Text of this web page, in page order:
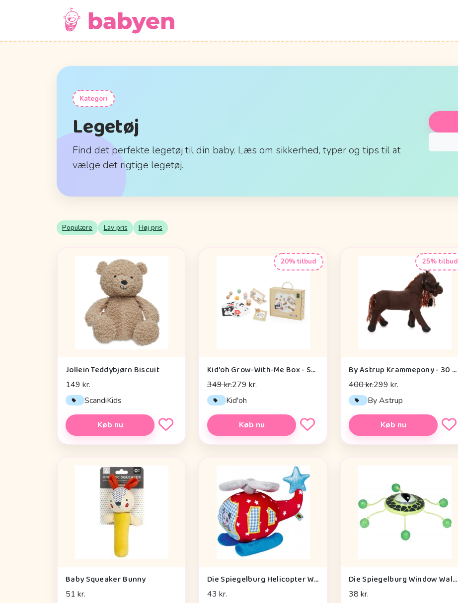
Kategori
Legetøj
Find det perfekte legetøj til din baby. Læs om sikkerhed, typer og tips til at
vælge det rigtige legetøj.
Populære Lav pris Høj pris
Jollein Teddybjørn Biscuit
149 kr.
ScandiKids
Køb nu
20% tilbud
Kid'oh Grow-With-Me Box - Sensory Seekers (0-6 mdr.)
349 kr.279 kr.
Kid'oh
Køb nu
25% tilbud
By Astrup Krammepony - 30 cm. - Pixie - Brun
400 kr.299 kr.
By Astrup
Køb nu
Baby Squeaker Bunny
51 kr.
Die Spiegelburg Helicopter With Vibration Module Baby Charms - Legetøj
43 kr.
Die Spiegelburg Window Walker Wild+cool - Legetøj
38 kr.